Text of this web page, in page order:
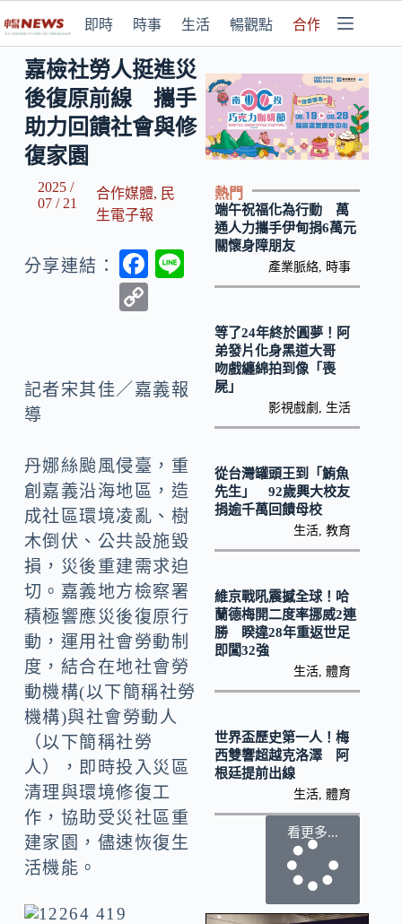
即時 時事 生活 暢觀點 合作媒體
嘉檢社勞人挺進災
後復原前線 攜手
助力回饋社會與修
復家園
2025 /
07 / 21
合作媒體, 民
生電子報
分享連結：
F
o
o
y
k
記者宋其佳／嘉義報
導
丹娜絲颱風侵臺，重
創嘉義沿海地區，造
成社區環境凌亂、樹
木倒伏、公共設施毀
損，災後重建需求迫
切。嘉義地方檢察署
積極響應災後復原行
動，運用社會勞動制
度，結合在地社會勞
動機構(以下簡稱社勞
機構)與社會勞動人
（以下簡稱社勞
人），即時投入災區
清理與環境修復工
作，協助受災社區重
建家園，儘速恢復生
活機能。
熱門
端午祝福化為行動 萬
通人力攜手伊甸捐6萬元
關懷身障朋友
產業脈絡 時事
等了24年終於圓夢！阿
弟發片化身黑道大哥
吻戲纏綿拍到像「喪
屍」
影視戲劇 生活
從台灣罐頭王到「鮪魚
先生」 92歲興大校友
捐逾千萬回饋母校
生活 ,教育
維京戰吼震撼全球！哈
蘭德梅開二度率挪威2連
勝 睽違28年重返世足
即闖32強
生活 ,體育
世界盃歷史第一人！梅
西雙響超越克洛澤 阿
根廷提前出線
生活 ,體育
看更多...